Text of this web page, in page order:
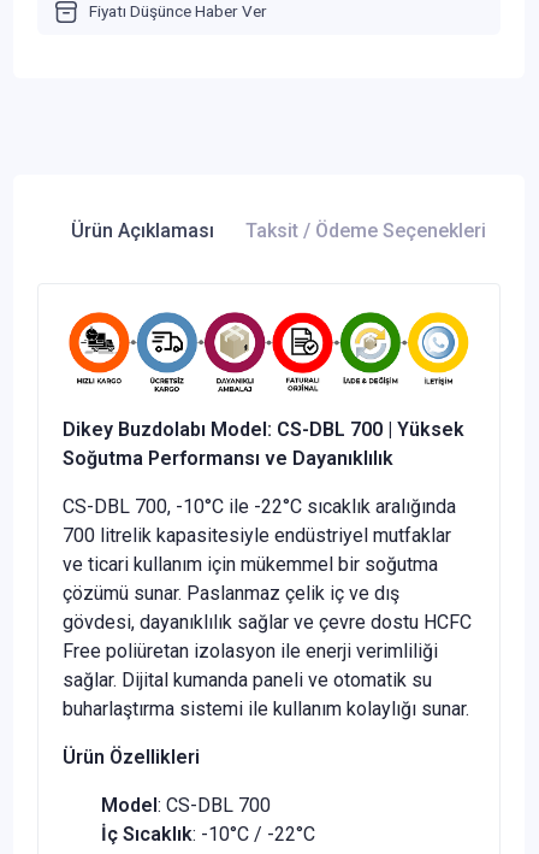
Fiyatı Düşünce Haber Ver
Ürün Açıklaması Taksit / Ödeme Seçenekleri
Dikey Buzdolabı Model: CS-DBL 700 | Yüksek
Soğutma Performansı ve Dayanıklılık
CS-DBL 700, -10°C ile -22°C sıcaklık aralığında
700 litrelik kapasitesiyle endüstriyel mutfaklar
ve ticari kullanım için mükemmel bir soğutma
çözümü sunar. Paslanmaz çelik iç ve dış
gövdesi, dayanıklılık sağlar ve çevre dostu HCFC
Free poliüretan izolasyon ile enerji verimliliği
sağlar. Dijital kumanda paneli ve otomatik su
buharlaştırma sistemi ile kullanım kolaylığı sunar.
Ürün Özellikleri
Model : CS-DBL 700
İç Sıcaklık: -10°C / -22°C